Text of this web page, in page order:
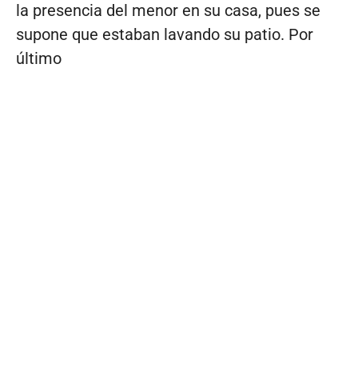
la presencia del menor en su casa, pues se
supone que estaban lavando su patio. Por
último